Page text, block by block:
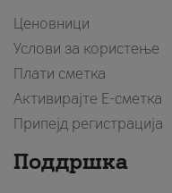
Ценовници
Услови за користење
Плати сметка
Активирајте Е-сметка
Припејд регистрација
Поддршка